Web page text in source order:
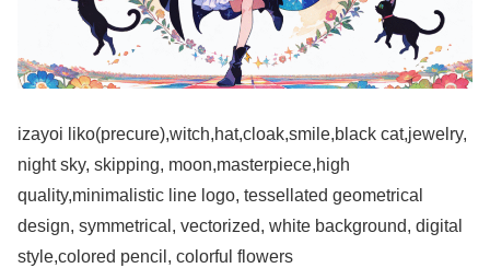
izayoi liko(precure),witch,hat,cloak,smile,black cat,jewelry,
night sky, skipping, moon,masterpiece,high
quality,minimalistic line logo, tessellated geometrical
design, symmetrical, vectorized, white background, digital
style,colored pencil, colorful flowers